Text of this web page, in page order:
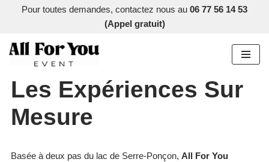
au
contenu
Pour toutes demandes, contactez nous au 06 77 56 14 53
(Appel gratuit)
Les Expériences Sur
Mesure
Basée à deux pas du lac de Serre-Ponçon,All For You